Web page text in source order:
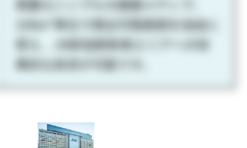
貴重なシンプル大画面メディア。
100m²単位で掲出可能範囲を自由に
使え、JR新宿駅新南エリアへの効
果的な訴求が可能です。